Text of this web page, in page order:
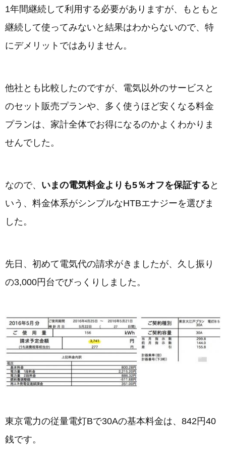
1年間継続して利用する必要がありますが、もともと
継続して使ってみないと結果はわからないので、特
にデメリットではありません。
他社とも比較したのですが、電気以外のサービスと
のセット販売プランや、多く使うほど安くなる料金
プランは、家計全体でお得になるのかよくわかりま
せんでした。
なので、 いまの電気料金よりも5％オフを保証する と
いう、料金体系がシンプルなHTBエナジーを選びま
した。
先日、初めて電気代の請求がきましたが、久し振り
の3,000円台でびっくりしました。
東京電力の従量電灯Bで30Aの基本料金は、842円40
銭です。